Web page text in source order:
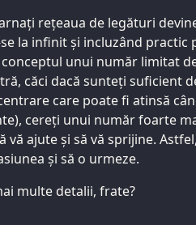
rețeaua de legături
la infinit și incluzând practic
unui număr limitat
căci dacă sunteți suficient
care poate fi atinsă
cereți unui număr foarte
vă ajute și să vă sprijine.
și să o urmeze.
multe detalii, frate?